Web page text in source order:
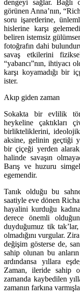
dengeyi sağlar. Bağlı
görünen Anna’nın,
soru işaretlerine,
hislerine karşı
beliren istemsiz
fotoğrafın dahi
savaş etkilerini
“yabancı”nın, ihtiyacı
karşı koyamadığı bir
ister.
Akıp giden zaman
Sokakta bir evlilik
heykeline çaktıkları
birlikteliklerini, ideolojik
aksine, gelinin geçtiği
bir çiçeği yerden
halinde savaşın
Barış ve huzuru
egemendir.
Tanık olduğu bu
saatiyle eve dönen
hayalini kurduğu
derece önemli
duyduğumuz tik tak’lar,
olmadığını vurgular.
değişim gösterse de,
sahip olunan bu
ardındansa yıllara
Zaman, ileride sahip
zamanda kaybedilen
zamanın farkına